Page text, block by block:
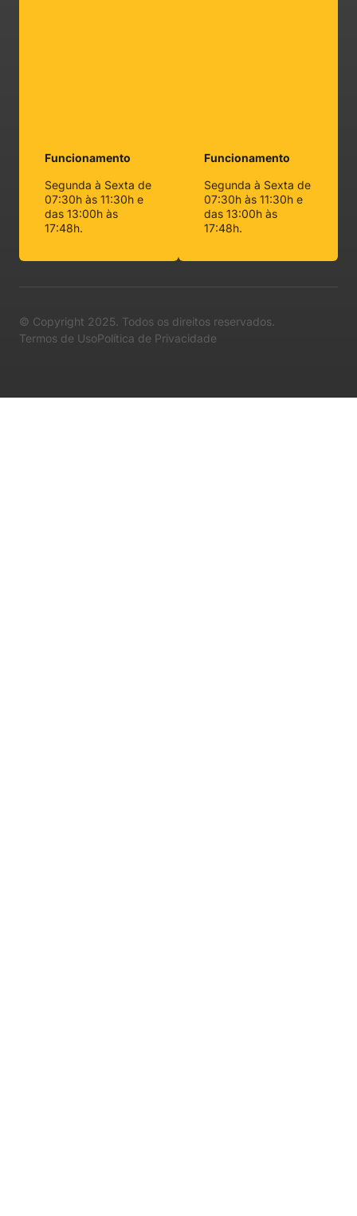
Funcionamento
Segunda à Sexta de
07:30h às 11:30h e
das 13:00h às
17:48h.
Funcionamento
Segunda à Sexta de
07:30h às 11:30h e
das 13:00h às
17:48h.
© Copyright 2025. Todos os direitos reservados.
Termos de UsoPolítica de Privacidade